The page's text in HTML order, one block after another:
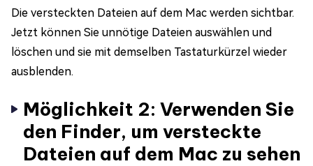
Die versteckten Dateien auf dem Mac werden sichtbar.
Jetzt können Sie unnötige Dateien auswählen und
löschen und sie mit demselben Tastaturkürzel wieder
ausblenden.
Möglichkeit 2: Verwenden Sie
den Finder, um versteckte
Dateien auf dem Mac zu sehen